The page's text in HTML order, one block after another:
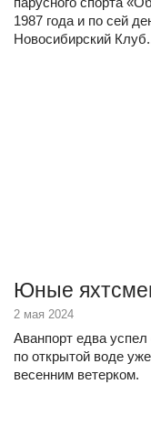
1987 года и по сей
Новосибирский
Юные
2 мая 2024
Аванпорт едва успел
по открытой воде
весенним ветерком.